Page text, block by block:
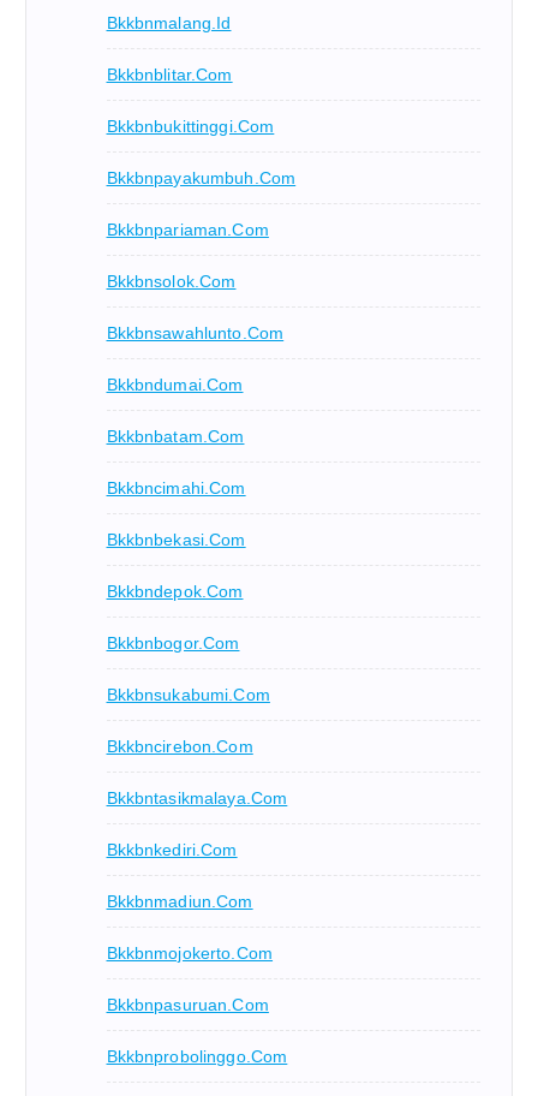
Bkkbnmalang.id
Bkkbnblitar.com
Bkkbnbukittinggi.com
Bkkbnpayakumbuh.com
Bkkbnpariaman.com
Bkkbnsolok.com
Bkkbnsawahlunto.com
Bkkbndumai.com
Bkkbnbatam.com
Bkkbncimahi.com
Bkkbnbekasi.com
Bkkbndepok.com
Bkkbnbogor.com
Bkkbnsukabumi.com
Bkkbncirebon.com
Bkkbntasikmalaya.com
Bkkbnkediri.com
Bkkbnmadiun.com
Bkkbnmojokerto.com
Bkkbnpasuruan.com
Bkkbnprobolinggo.com